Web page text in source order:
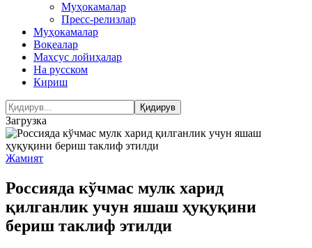
Муҳокамалар
Пресс-релизлар
Муҳокамалар
Воқеалар
Махсус лойиҳалар
На русском
Кириш
Загрузка
Жамият
Россияда кўчмас мулк харид
қилганлик учун яшаш ҳуқуқини
бериш таклиф этилди